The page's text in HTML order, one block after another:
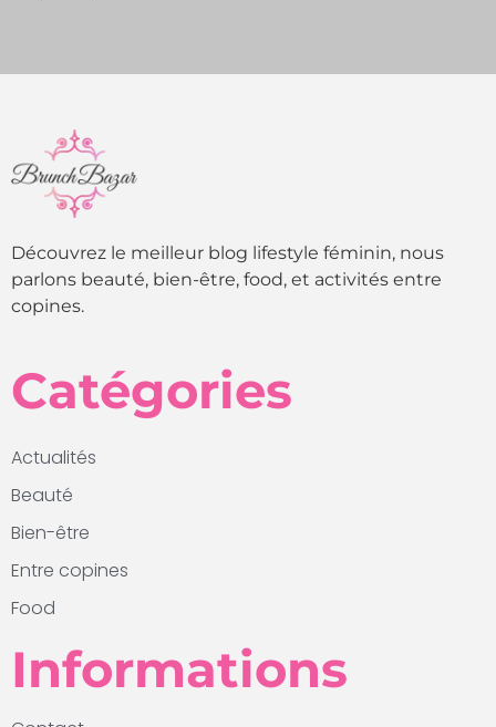
Découvrez le meilleur blog lifestyle féminin, nous
parlons beauté, bien-être, food, et activités entre
copines.
Catégories
Actualités
Beauté
Bien-être
Entre copines
Food
Informations